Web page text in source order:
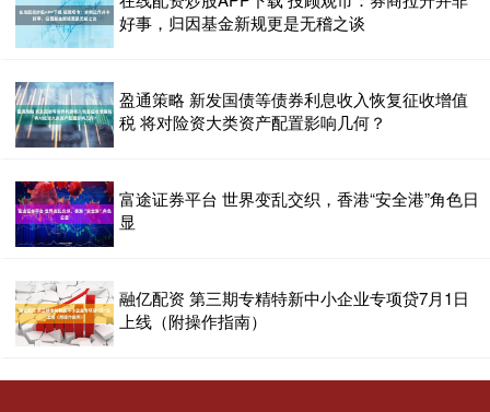
好事，归因基金新规更是无稽之谈
盈通策略 新发国债等债券利息收入恢复征收增值
税 将对险资大类资产配置影响几何？
富途证券平台 世界变乱交织，香港“安全港”角色日
显
融亿配资 第三期专精特新中小企业专项贷7月1日
上线（附操作指南）